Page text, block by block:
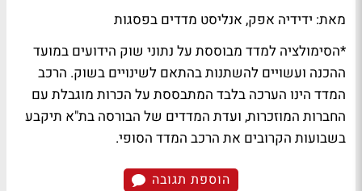
מאת: ידידיה אפק, אנליסט מדדים בפסגות
*הסימולציה למדד מבוססת על נתוני שוק הידועים במועד
ההכנה ועשויים להשתנות בהתאם לשינויים בשוק. הרכב
המדד הינו הערכה בלבד המתבססת על הכרות מוגבלת עם
החברות המוזכרות, ועדת המדדים של הבורסה בת"א תיקבע
בשבועות הקרובים את הרכב המדד הסופי.
הוספת תגובה